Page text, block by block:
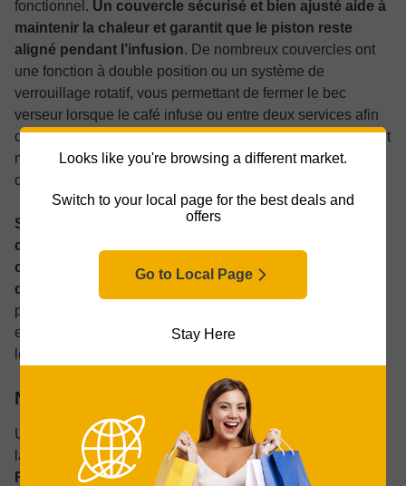
Looks like you're browsing a different market.
Switch to your local page for the best deals and
offers
Go to Local Page
Stay Here
fonctionnel. Un couvercle sécurisé et bien ajusté aide à
maintenir la chaleur et garantit que le piston reste
aligné pendant l’infusion. De nombreux couvercles ont
une fonction à double position ou un système de
verrouillage rotatif, vous permettant de fermer le bec
verseur lorsque le café infuse ou entre deux services afin
de réduire la perte de chaleur. Certains modèles proposent
même un couvercle à 360 degrés qui permet de verser
depuis n’importe quel angle sans avoir à le tourner.
Si vous prévoyez de servir directement depuis la
cafetière ou de préparer plusieurs tasses à la fois,
choisissez un modèle avec un bec verseur anti-
débordement
place pendant le service. Ces détails offrent une
expérience d’infusion plus propre et agréable et réduisent
les éclaboussures sur votre plan de travail.
Nettoyage et compatibilité lave-vaisselle
Un nettoyage facile peut faire une grande différence dans
la fréquence d’utilisation de votre cafetière à piston.
Recherchez des modèles avec des pièces simples et